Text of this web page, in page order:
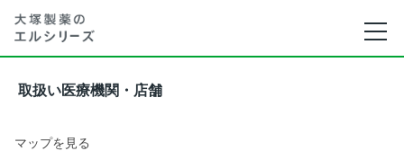
取扱い医療機関・店舗
マップを見る